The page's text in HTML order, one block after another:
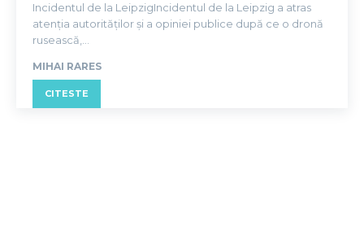
Incidentul de la LeipzigIncidentul de la Leipzig a atras
atenția autorităților și a opiniei publice după ce o dronă
rusească,...
MIHAI RARES
CITESTE